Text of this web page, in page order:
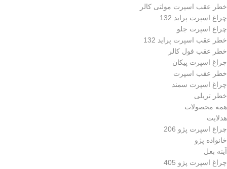
خطر عقب اسپرت مولتی کالر
چراغ اسپرت پراید 132
چراغ اسپرت جلو
خطر عقب اسپرت پراید 132
خطر عقب فول کالر
چراغ اسپرت پیکان
خطر عقب اسپرت
چراغ اسپرت سمند
خطر تریلی
همه محصولات
هدلایت
چراغ اسپرت پژو 206
خانواده پژو
آینه بغل
چراغ اسپرت پژو 405